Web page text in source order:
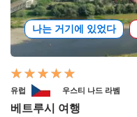
나는 거기에 있었다
유럽 우스티 나드 라벰
베트루시 여행